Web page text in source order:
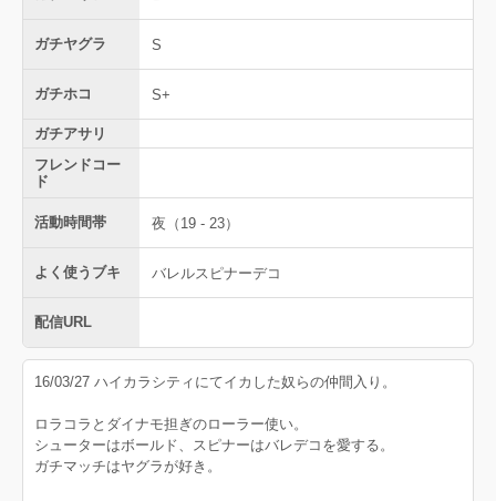
ガチヤグラ S
ガチホコ S+
ガチアサリ
フレンドコー
ド
活動時間帯 夜（19 - 23）
よく使うブキ バレルスピナーデコ
配信URL
16/03/27 ハイカラシティにてイカした奴らの仲間入り。
ロラコラとダイナモ担ぎのローラー使い。
シューターはボールド、スピナーはバレデコを愛する。
ガチマッチはヤグラが好き。